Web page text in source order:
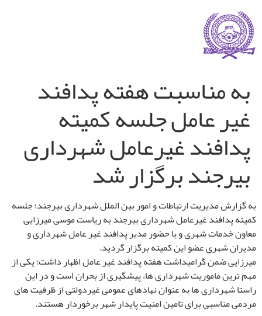
به مناسبت هفته پدافند
غیر عامل جلسه کمیته
پدافند غیرعامل شهرداری
بیرجند برگزار شد
به گزارش مدیریت ارتباطات و امور بین الملل شهرداری بیرجند؛ جلسه
کمیته پدافند غیرعامل شهرداری بیرجند به ریاست موسی میرزایی
معاون خدمات شهری و با حضور مدیر پدافند غیر عامل شهرداری و
مدیران شهری عضو این کمیته برگزار گردید.
میرزایی ضمن گرامیداشت هفته پدافند غیر عامل اظهار داشت: یکی از
مهم ترین ماموریت شهرداری ها، پیشگیری از بحران است و در این
راستا شهرداری ها به عنوان نهادهای عمومی غیردولتی از ظرفیت های
مردمی مناسبی برای تامین امنیت پایدار شهر برخوردار هستند.